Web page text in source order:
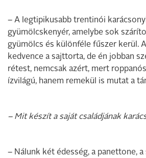
– A legtipikusabb trentinói
gyümölcskenyér, amelybe sok
gyümölcs és különféle fűszer kerül.
kedvence a sajttorta, de én jobban
rétest, nemcsak azért, mert
ízvilágú, hanem remekül is mutat a
– Mit készít a saját családjának
– Nálunk két édesség, a panettone,